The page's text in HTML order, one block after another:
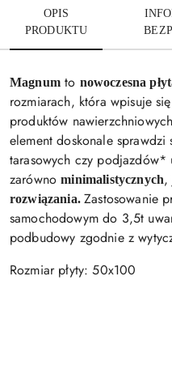
OPIS
PRODUKTU
Magnumto nowoczesna
rozmiarach, która wpisuje
produktów
element doskonale
tarasowych czy podjazdów*
zarównominimalistycznych,
rozwiązania.Zastosowanie
samochodowym do 3,5t
podbudowy zgodnie z
Rozmiar płyty: 50x100